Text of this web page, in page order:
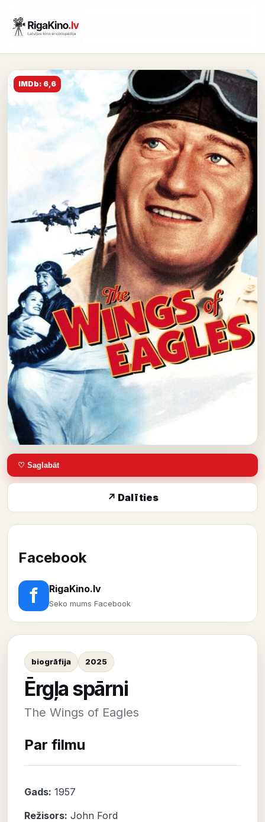
IMDb: 6,6
♡ Saglabāt
↗ Dalīties
Facebook
f RigaKino.lv
Seko mums Facebook
biogrāfija 2025
Ērgļa spārni
The Wings of Eagles
Par filmu
Gads: 1957
Režisors: John Ford